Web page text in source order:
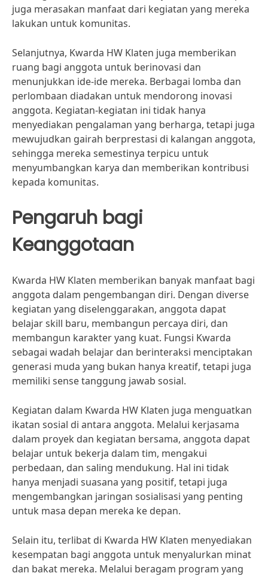
juga merasakan manfaat dari kegiatan yang mereka
lakukan untuk komunitas.
Selanjutnya, Kwarda HW Klaten juga memberikan
ruang bagi anggota untuk berinovasi dan
menunjukkan ide-ide mereka. Berbagai lomba dan
perlombaan diadakan untuk mendorong inovasi
anggota. Kegiatan-kegiatan ini tidak hanya
menyediakan pengalaman yang berharga, tetapi juga
mewujudkan gairah berprestasi di kalangan anggota,
sehingga mereka semestinya terpicu untuk
menyumbangkan karya dan memberikan kontribusi
kepada komunitas.
Pengaruh bagi
Keanggotaan
Kwarda HW Klaten memberikan banyak manfaat bagi
anggota dalam pengembangan diri. Dengan diverse
kegiatan yang diselenggarakan, anggota dapat
belajar skill baru, membangun percaya diri, dan
membangun karakter yang kuat. Fungsi Kwarda
sebagai wadah belajar dan berinteraksi menciptakan
generasi muda yang bukan hanya kreatif, tetapi juga
memiliki sense tanggung jawab sosial.
Kegiatan dalam Kwarda HW Klaten juga menguatkan
ikatan sosial di antara anggota. Melalui kerjasama
dalam proyek dan kegiatan bersama, anggota dapat
belajar untuk bekerja dalam tim, mengakui
perbedaan, dan saling mendukung. Hal ini tidak
hanya menjadi suasana yang positif, tetapi juga
mengembangkan jaringan sosialisasi yang penting
untuk masa depan mereka ke depan.
Selain itu, terlibat di Kwarda HW Klaten menyediakan
kesempatan bagi anggota untuk menyalurkan minat
dan bakat mereka. Melalui beragam program yang